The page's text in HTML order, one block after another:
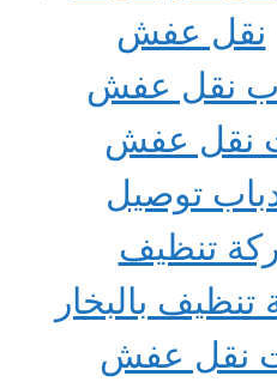
نقل عفش
نقل عفش
نقل عفش
توصيل
تنظيف
بالبخار
نقل عفش